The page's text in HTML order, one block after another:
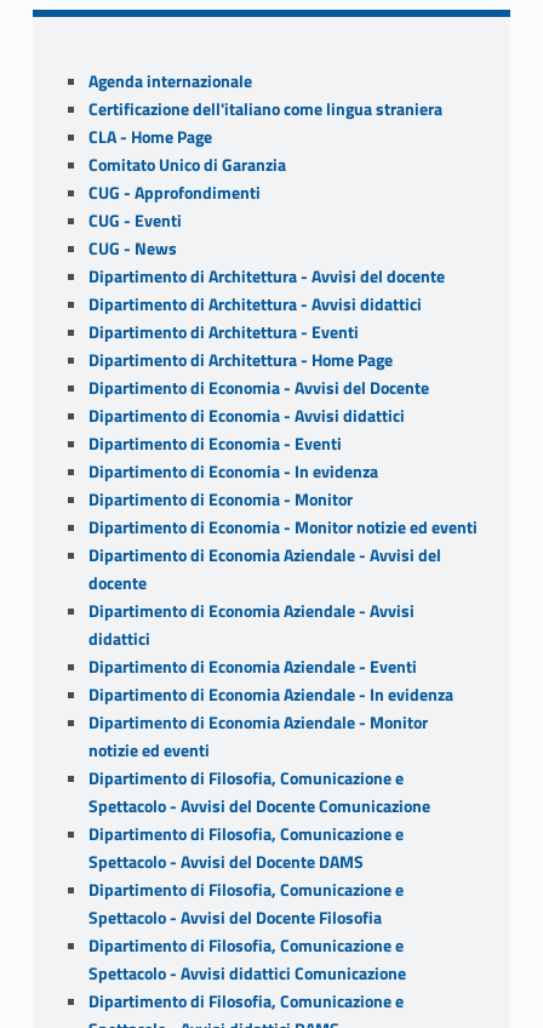
o
o
k
er l e
Sidebar
Agenda internazionale
Certificazione dell'italiano come lingua straniera
CLA - Home Page
Comitato Unico di Garanzia
CUG - Approfondimenti
CUG - Eventi
CUG - News
Dipartimento di Architettura - Avvisi del docente
Dipartimento di Architettura - Avvisi didattici
Dipartimento di Architettura - Eventi
Dipartimento di Architettura - Home Page
Dipartimento di Economia - Avvisi del Docente
Dipartimento di Economia - Avvisi didattici
Dipartimento di Economia - Eventi
Dipartimento di Economia - In evidenza
Dipartimento di Economia - Monitor
Dipartimento di Economia - Monitor notizie ed eventi
Dipartimento di Economia Aziendale - Avvisi del
docente
Dipartimento di Economia Aziendale - Avvisi
didattici
Dipartimento di Economia Aziendale - Eventi
Dipartimento di Economia Aziendale - In evidenza
Dipartimento di Economia Aziendale - Monitor
notizie ed eventi
Dipartimento di Filosofia, Comunicazione e
Spettacolo - Avvisi del Docente Comunicazione
Dipartimento di Filosofia, Comunicazione e
Spettacolo - Avvisi del Docente DAMS
Dipartimento di Filosofia, Comunicazione e
Spettacolo - Avvisi del Docente Filosofia
Dipartimento di Filosofia, Comunicazione e
Spettacolo - Avvisi didattici Comunicazione
Dipartimento di Filosofia, Comunicazione e